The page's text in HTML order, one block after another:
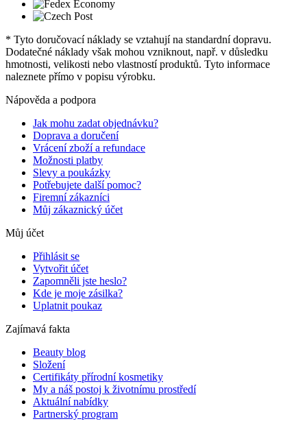
* Tyto doručovací náklady se vztahují na standardní dopravu.
Dodatečné náklady však mohou vzniknout, např. v důsledku
hmotnosti, velikosti nebo vlastností produktů. Tyto informace
naleznete přímo v popisu výrobku.
Nápověda a podpora
Jak mohu zadat objednávku?
Doprava a doručení
Vrácení zboží a refundace
Možnosti platby
Slevy a poukázky
Potřebujete další pomoc?
Firemní zákazníci
Můj zákaznický účet
Můj účet
Přihlásit se
Vytvořit účet
Zapomněli jste heslo?
Kde je moje zásilka?
Uplatnit poukaz
Zajímavá fakta
Beauty blog
Složení
Certifikáty přírodní kosmetiky
My a náš postoj k životnímu prostředí
Aktuální nabídky
Partnerský program